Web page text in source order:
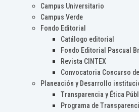
Campus Universitario
Campus Verde
Fondo Editorial
Catálogo editorial
Fondo Editorial Pascual
Revista CINTEX
Convocatoria Concurso
Planeación y Desarrollo
Transparencia y Ética
Programa de